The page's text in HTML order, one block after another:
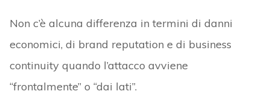
Non c’è alcuna differenza in termini di danni
economici, di brand reputation e di business
continuity quando l’attacco avviene
“frontalmente” o “dai lati”.